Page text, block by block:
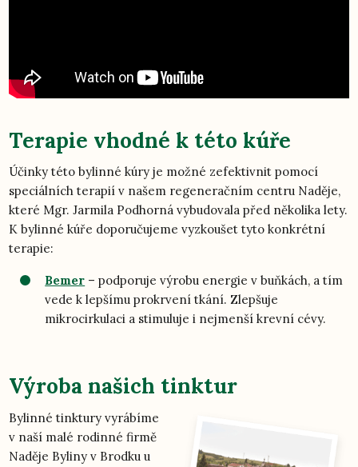
Terapie vhodné k této kúře
Účinky této bylinné kúry je možné zefektivnit pomocí
speciálních terapií v našem regeneračním centru Naděje,
které Mgr. Jarmila Podhorná vybudovala před několika lety.
K bylinné kúře doporučujeme vyzkoušet tyto konkrétní
terapie:
Bemer – podporuje výrobu energie v buňkách, a tím
vede k lepšímu prokrvení tkání. Zlepšuje
mikrocirkulaci a stimuluje i nejmenší krevní cévy.
Výroba našich tinktur
Bylinné tinktury vyrábíme
v naší malé rodinné firmě
Naděje Byliny v Brodku u